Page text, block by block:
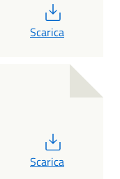
Scarica
Scarica